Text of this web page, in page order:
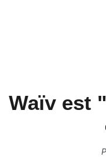
Waïv est